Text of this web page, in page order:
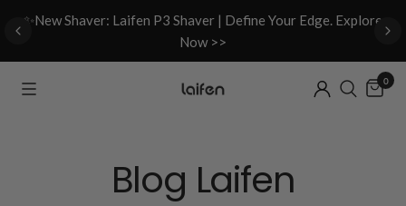
✨New Shaver: Laifen P3 Shaver | Define Your Edge. Explore
Now >>
0
Blog Laifen